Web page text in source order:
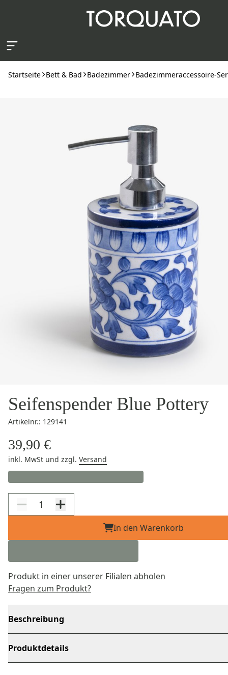
Startseite Bett & Bad Badezimmer Badezimmeraccessoire-
Seifenspender Blue Pottery
Artikelnr.: 129141
39,90 €
inkl. MwSt und zzgl. Versand
In den Warenkorb
Produkt in einer unserer Filialen abholen
Fragen zum Produkt?
Beschreibung
Produktdetails